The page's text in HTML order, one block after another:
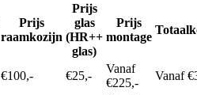
Prijs
raamkozijn
Prijs
glas
(HR++
glas)
Prijs
montage
€100,- €25,-
Vanaf
€225,-
Vanaf